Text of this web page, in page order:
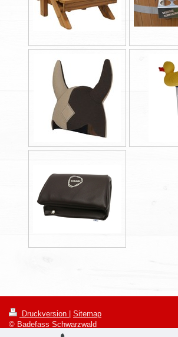
Druckversion
Sitemap
© Badefass Schwarzwald